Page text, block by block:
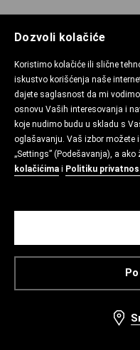
Dozvoli kolačiće
Koristimo kolačiće ili slične
iskustvo korišćenja naše
dajete saglasnost da mi
osnovu Vaših interesovanja i
koje nudimo budu u skladu s
oglašavanju. Vaš izbor možete
„Settings” (Podešavanja), a
kolačićima i Politiku